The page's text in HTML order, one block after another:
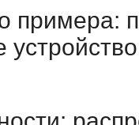
примера: